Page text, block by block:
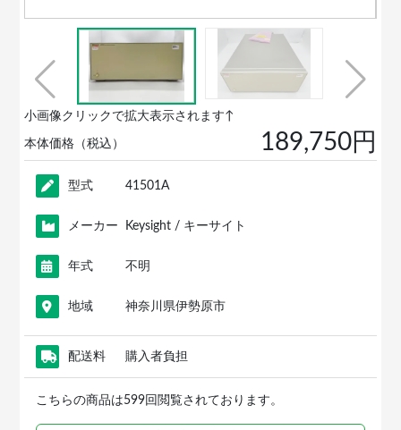
小画像クリックで拡大表示されます↑
本体価格（税込） 189,750円
型式 41501A
メーカー Keysight / キーサイト
年式 不明
地域 神奈川県伊勢原市
配送料 購入者負担
こちらの商品は599回閲覧されております。